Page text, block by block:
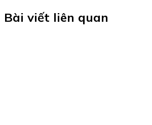
Bài viết liên quan